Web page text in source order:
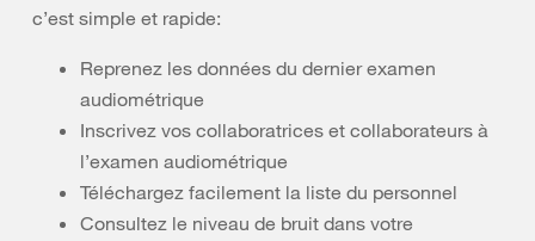
c’est simple et rapide:
Reprenez les données du dernier examen
audiométrique
Inscrivez vos collaboratrices et collaborateurs à
l’examen audiométrique
Téléchargez facilement la liste du personnel
Consultez le niveau de bruit dans votre